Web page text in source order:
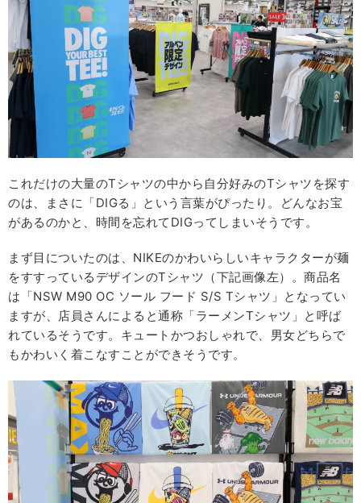
これだけの大量のTシャツの中から自分好みのTシャツを探す
のは、まさに「DIGる」という言葉がぴったり。どんなお宝
があるのかと、時間を忘れてDIGってしまいそうです。
まず目についたのは、NIKEのかわいらしいキャラクターが麺
をすすっているデザインのTシャツ（下記画像左）。商品名
は「NSW M90 OC ソール フード S/S Tシャツ」となってい
ますが、店員さんによると通称「ラーメンTシャツ」と呼ば
れているそうです。キュートかつおしゃれで、男女どちらで
もかわいく着こなすことができそうです。